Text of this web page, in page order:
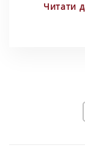
Читати